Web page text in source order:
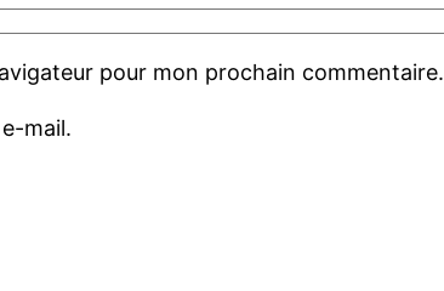
pour mon prochain commentaire.
mail.